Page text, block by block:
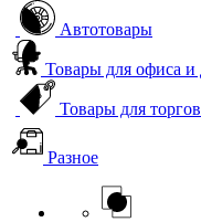
Автотовары
Товары для офиса и
Товары для
Разное